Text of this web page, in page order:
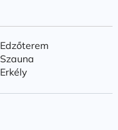
Edzőterem
Szauna
Erkély